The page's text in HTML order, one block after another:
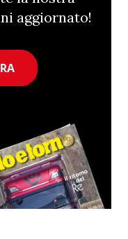
aggiornato!